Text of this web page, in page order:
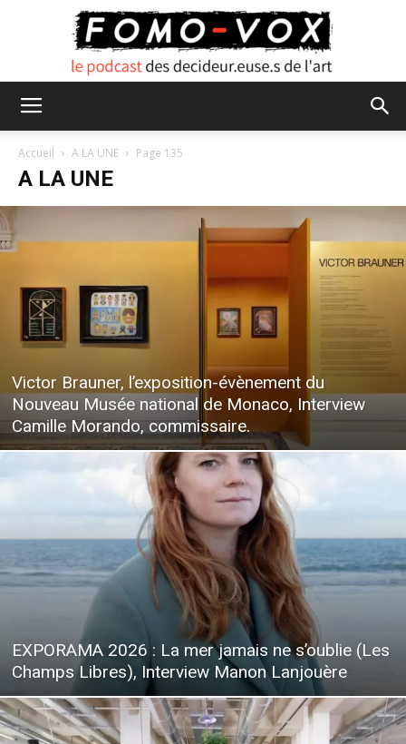
Accueil A LA UNE Page 135
A LA UNE
Victor Brauner, l’exposition-évènement du
Nouveau Musée national de Monaco, Interview
Camille Morando, commissaire.
EXPORAMA 2026 : La mer jamais ne s’oublie (Les
Champs Libres), Interview Manon Lanjouère